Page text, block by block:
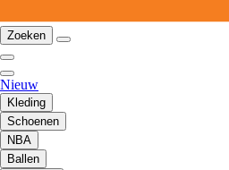
Zoeken
Nieuw
Kleding
Schoenen
NBA
Ballen